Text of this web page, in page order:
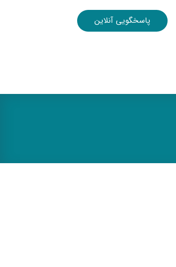
پاسخگویی آنلاین